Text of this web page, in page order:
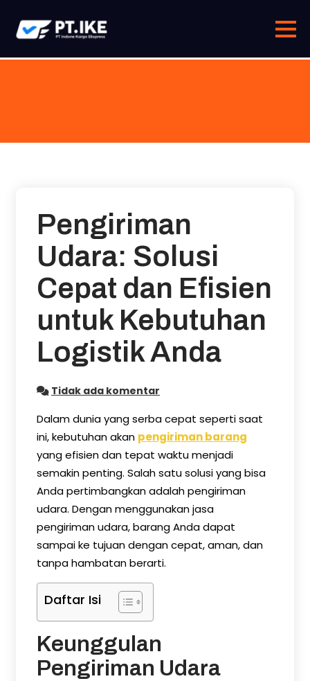
content
Pengiriman
Udara: Solusi
Cepat dan Efisien
untuk Kebutuhan
Logistik Anda
Tidak ada komentar
Dalam dunia yang serba cepat seperti saat
ini, kebutuhan akan pengiriman barang
yang efisien dan tepat waktu menjadi
semakin penting. Salah satu solusi yang bisa
Anda pertimbangkan adalah pengiriman
udara. Dengan menggunakan jasa
pengiriman udara, barang Anda dapat
sampai ke tujuan dengan cepat, aman, dan
tanpa hambatan berarti.
Daftar Isi
Keunggulan
Pengiriman Udara